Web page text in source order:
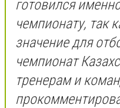
готовился
чемпионату, так
значение для
чемпионат
тренерам и